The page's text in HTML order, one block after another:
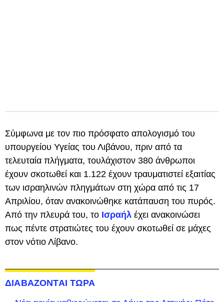
Σύμφωνα με τον πιο πρόσφατο απολογισμό του
υπουργείου Υγείας του Λιβάνου, πριν από τα
τελευταία πλήγματα, τουλάχιστον 380 άνθρωποι
έχουν σκοτωθεί και 1.122 έχουν τραυματιστεί εξαιτίας
των ισραηλινών πληγμάτων στη χώρα από τις 17
Απριλίου, όταν ανακοινώθηκε κατάπαυση του πυρός.
Από την πλευρά του, το Ισραήλ έχει ανακοινώσει
πως πέντε στρατιώτες του έχουν σκοτωθεί σε μάχες
στον νότιο Λίβανο.
ΔΙΑΒΑΖΟΝΤΑΙ ΤΩΡΑ